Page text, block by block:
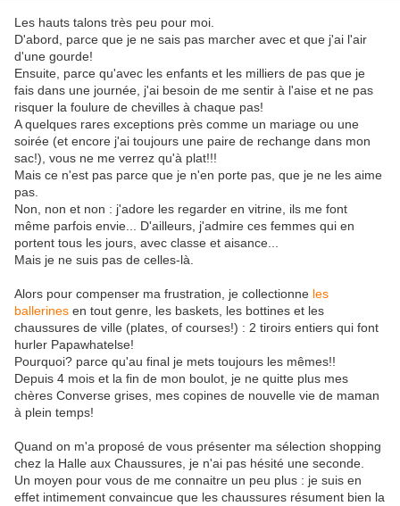
Les hauts talons très peu pour moi.
D'abord, parce que je ne sais pas marcher avec et que j'ai l'air
d'une gourde!
Ensuite, parce qu'avec les enfants et les milliers de pas que je
fais dans une journée, j'ai besoin de me sentir à l'aise et ne pas
risquer la foulure de chevilles à chaque pas!
A quelques rares exceptions près comme un mariage ou une
soirée (et encore j'ai toujours une paire de rechange dans mon
sac!), vous ne me verrez qu'à plat!!!
Mais ce n'est pas parce que je n'en porte pas, que je ne les aime
pas.
Non, non et non : j'adore les regarder en vitrine, ils me font
même parfois envie... D'ailleurs, j'admire ces femmes qui en
portent tous les jours, avec classe et aisance...
Mais je ne suis pas de celles-là.
Alors pour compenser ma frustration, je collectionne les
ballerines en tout genre, les baskets, les bottines et les
chaussures de ville (plates, of courses!) : 2 tiroirs entiers qui font
hurler Papawhatelse!
Pourquoi? parce qu'au final je mets toujours les mêmes!!
Depuis 4 mois et la fin de mon boulot, je ne quitte plus mes
chères Converse grises, mes copines de nouvelle vie de maman
à plein temps!
Quand on m'a proposé de vous présenter ma sélection shopping
chez la Halle aux Chaussures, je n'ai pas hésité une seconde.
Un moyen pour vous de me connaitre un peu plus : je suis en
effet intimement convaincue que les chaussures résument bien la